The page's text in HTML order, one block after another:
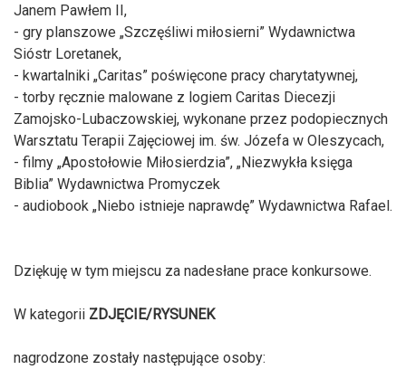
Janem Pawłem II,
- gry planszowe „Szczęśliwi miłosierni” Wydawnictwa
Sióstr Loretanek,
- kwartalniki „Caritas” poświęcone pracy charytatywnej,
- torby ręcznie malowane z logiem Caritas Diecezji
Zamojsko-Lubaczowskiej, wykonane przez podopiecznych
Warsztatu Terapii Zajęciowej im. św. Józefa w Oleszycach,
- filmy „Apostołowie Miłosierdzia”, „Niezwykła księga
Biblia” Wydawnictwa Promyczek
- audiobook „Niebo istnieje naprawdę” Wydawnictwa Rafael.
Dziękuję w tym miejscu za nadesłane prace konkursowe.
W kategorii ZDJĘCIE/RYSUNEK
nagrodzone zostały następujące osoby: